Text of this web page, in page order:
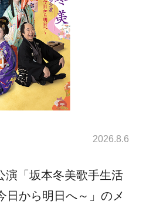
2026.8.6
演「坂本冬美歌手生活
日から明日へ～」のメ